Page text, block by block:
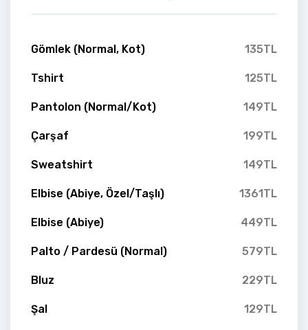
Gömlek (Normal, Kot) 135TL
Tshirt 125TL
Pantolon (Normal/Kot) 149TL
Çarşaf 199TL
Sweatshirt 149TL
Elbise (Abiye, Özel/Taşlı) 1361TL
Elbise (Abiye) 449TL
Palto / Pardesü (Normal) 579TL
Bluz 229TL
Şal 129TL